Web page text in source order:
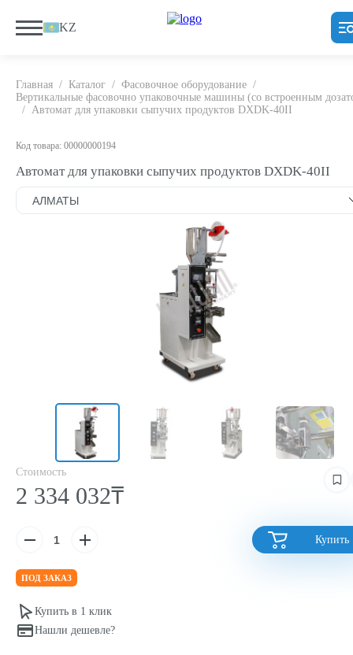
KZ
Главная / Каталог / Фасовочноe оборудование /
Вертикальные фасовочно упаковочные машины (со встроенным
/ Автомат для упаковки сыпучих продуктов DXDK-40II
Код товара: 00000000194
Автомат для упаковки сыпучих продуктов DXDK-40II
Стоимость
2 334 032₸
Купить
ПОД ЗАКАЗ
Купить в 1 клик
Нашли дешевле?